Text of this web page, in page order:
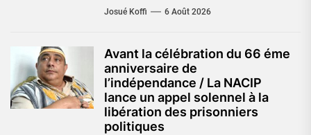
Josué Koffi 6 Août 2026
Avant la célébration du 66 éme
anniversaire de
l’indépendance / La NACIP
lance un appel solennel à la
libération des prisonniers
politiques